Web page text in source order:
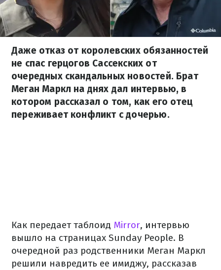
Даже отказ от королевских обязанностей
не спас герцогов Сассекских от
очередных скандальных новостей. Брат
Меган Маркл на днях дал интервью, в
котором рассказал о том, как его отец
переживает конфликт с дочерью.
Как передает таблоид Mirror, интервью
вышло на страницах Sunday People. В
очередной раз родственники Меган Маркл
решили навредить ее имиджу, рассказав